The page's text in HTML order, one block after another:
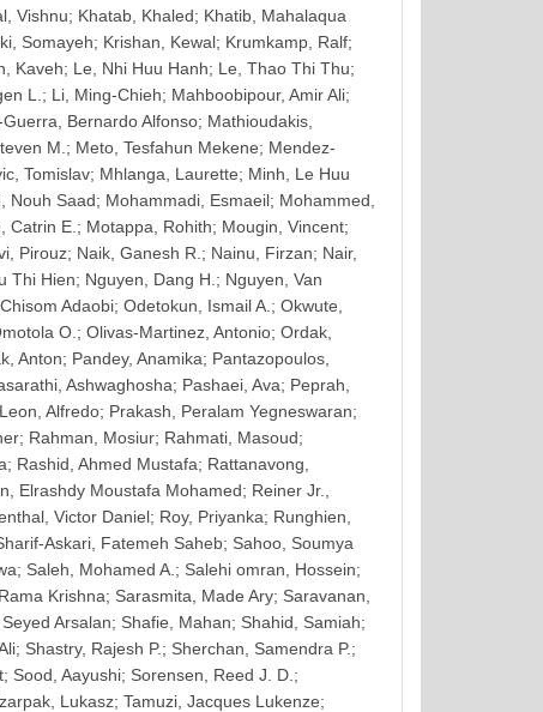
Vishnu; Khatab, Khaled; Khatib, Mahalaqua
Somayeh; Krishan, Kewal; Krumkamp, Ralf;
Kaveh; Le, Nhi Huu Hanh; Le, Thao Thi Thu;
L. ; Li, Ming-Chieh; Mahboobipour, Amir Ali;
Bernardo Alfonso; Mathioudakis,
M. ; Meto, Tesfahun Mekene; Mendez-
Tomislav; Mhlanga, Laurette; Minh, Le Huu
Nouh Saad; Mohammadi, Esmaeil; Mohammed,
Catrin E. ; Motappa, Rohith; Mougin, Vincent;
Pirouz; Naik, Ganesh R. ; Nainu, Firzan; Nair,
Thi Hien; Nguyen, Dang H. ; Nguyen, Van
Adaobi; Odetokun, Ismail A. ; Okwute,
O. ; Olivas-Martinez, Antonio; Ordak,
Anton; Pandey, Anamika; Pantazopoulos,
Ashwaghosha; Pashaei, Ava; Peprah,
Alfredo; Prakash, Peralam Yegneswaran;
; Rahman, Mosiur; Rahmati, Masoud;
; Rashid, Ahmed Mustafa; Rattanavong,
Elrashdy Moustafa Mohamed; Reiner Jr.,
Victor Daniel; Roy, Priyanka; Runghien,
Askari, Fatemeh Saheb; Sahoo, Soumya
; Saleh, Mohamed A. ; Salehi omran, Hossein;
Krishna; Sarasmita, Made Ary; Saravanan,
Arsalan; Shafie, Mahan; Shahid, Samiah;
; Shastry, Rajesh P.; Sherchan, Samendra P.;
; Sood, Aayushi; Sorensen, Reed J. D. ;
Lukasz; Tamuzi, Jacques Lukenze;